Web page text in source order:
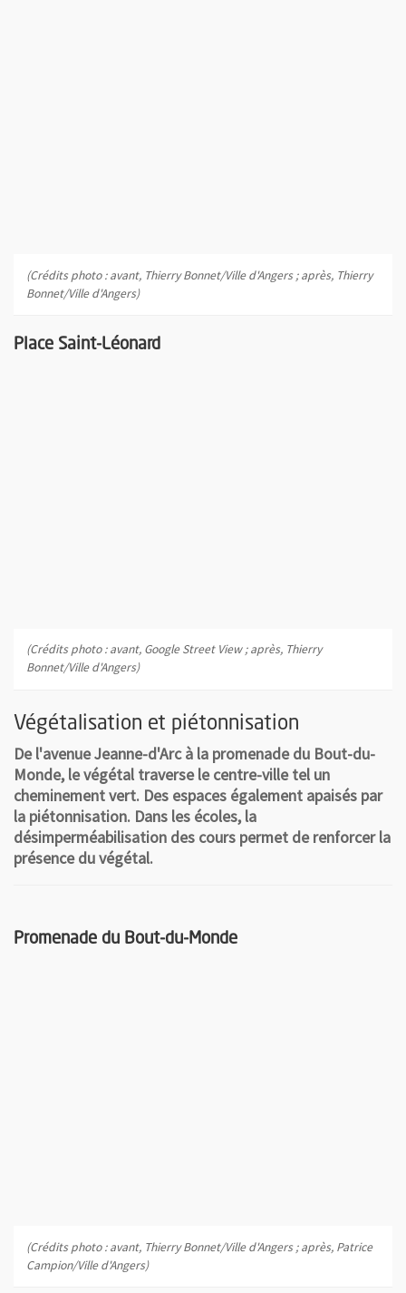
(Crédits photo : avant, Thierry Bonnet/Ville d'Angers ; après, Thierry
Bonnet/Ville d'Angers)
Place Saint-Léonard
(Crédits photo : avant, Google Street View ; après, Thierry
Bonnet/Ville d'Angers)
Végétalisation et piétonnisation
De l'avenue Jeanne-d'Arc à la promenade du Bout-du-
Monde, le végétal traverse le centre-ville tel un
cheminement vert. Des espaces également apaisés par
la piétonnisation. Dans les écoles, la
désimperméabilisation des cours permet de renforcer la
présence du végétal.
Promenade du Bout-du-Monde
(Crédits photo : avant, Thierry Bonnet/Ville d'Angers ; après, Patrice
Campion/Ville d'Angers)